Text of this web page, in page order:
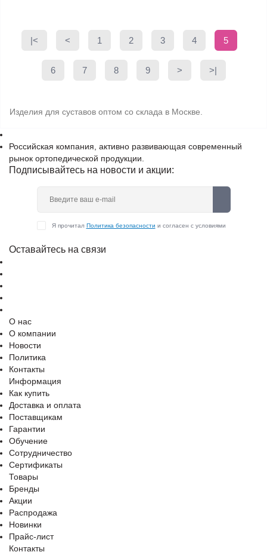
|< < 1 2 3 4 5
6 7 8 9 > >|
Изделия для суставов оптом со склада в Москве.
Российская компания, активно развивающая современный
рынок ортопедической продукции.
Подписывайтесь на новости и акции:
Я прочитал Политика безопасности и согласен с условиями
Оставайтесь на связи
О нас
О компании
Новости
Политика
Контакты
Информация
Как купить
Доставка и оплата
Поставщикам
Гарантии
Обучение
Сотрудничество
Сертификаты
Товары
Бренды
Акции
Распродажа
Новинки
Прайс-лист
Контакты